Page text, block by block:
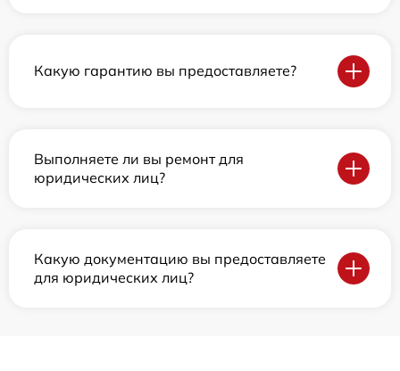
Какую гарантию вы предоставляете?
Выполняете ли вы ремонт для
юридических лиц?
Какую документацию вы предоставляете
для юридических лиц?